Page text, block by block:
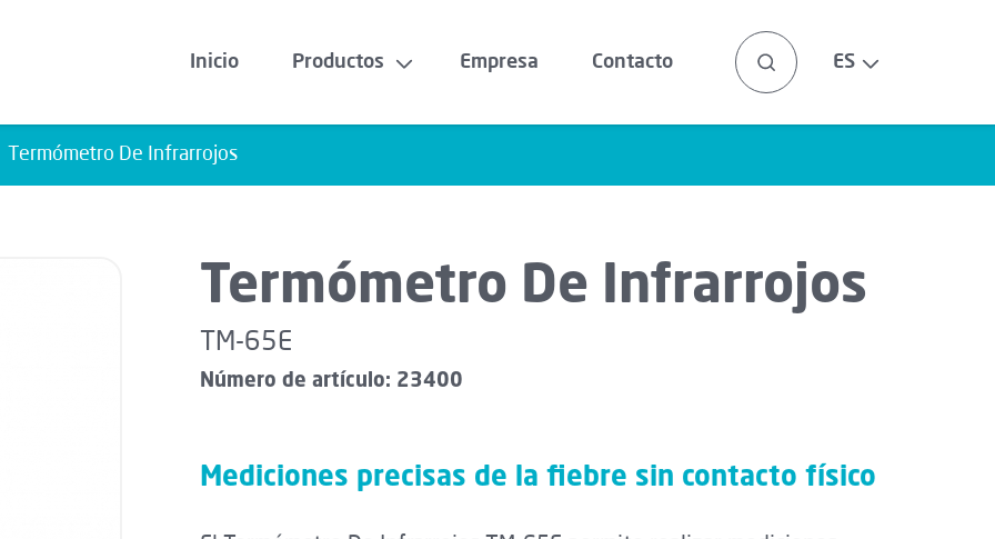
Inicio Productos
Funda para Asiento de Masaje Shiatsu
Pistola Masaje con Función Calor y Frío
Masajeador Anticelulítico
Empresa Contacto ES
FR
Termómetro De Infrarrojos
Termómetro De Infrarrojos
TM-65E
Número de artículo: 23400
Mediciones precisas de la fiebre sin contacto físico